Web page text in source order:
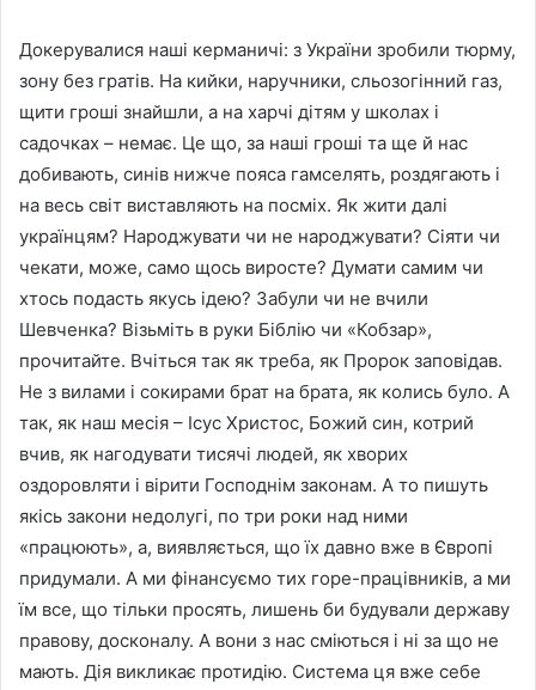
Докерувалися наші керманичі: з України зробили тюрму,
зону без гратів. На кийки, наручники, сльозогінний газ,
щити гроші знайшли, а на харчі дітям у школах і
садочках – немає. Це що, за наші гроші та ще й нас
добивають, синів нижче пояса гамселять, роздягають і
на весь світ виставляють на посміх. Як жити далі
українцям? Народжувати чи не народжувати? Сіяти чи
чекати, може, само щось виросте? Думати самим чи
хтось подасть якусь ідею? Забули чи не вчили
Шевченка? Візьміть в руки Біблію чи «Кобзар»,
прочитайте. Вчіться так як треба, як Пророк заповідав.
Не з вилами і сокирами брат на брата, як колись було. А
так, як наш месія – Ісус Христос, Божий син, котрий
вчив, як нагодувати тисячі людей, як хворих
оздоровляти і вірити Господнім законам. А то пишуть
якісь закони недолугі, по три роки над ними
«працюють», а, виявляється, що їх давно вже в Європі
придумали. А ми фінансуємо тих горе-працівників, а ми
їм все, що тільки просять, лишень би будували державу
правову, досконалу. А вони з нас сміються і ні за що не
мають. Дія викликає протидію. Система ця вже себе